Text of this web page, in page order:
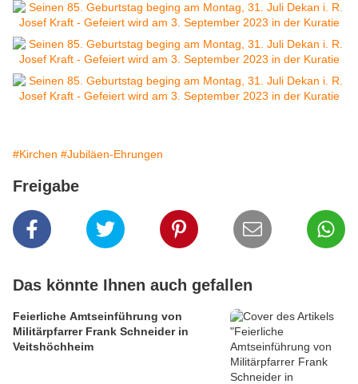
#Kirchen #Jubiläen-Ehrungen
Freigabe
Das könnte Ihnen auch gefallen
Feierliche Amtseinführung von
Militärpfarrer Frank Schneider in
Veitshöchheim